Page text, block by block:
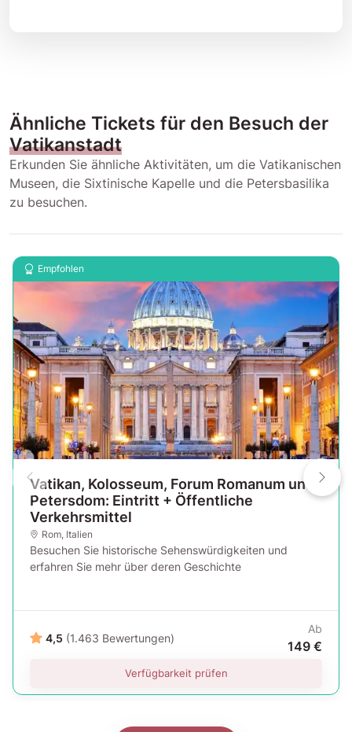
Ähnliche Tickets für den Besuch der
Vatikanstadt
Erkunden Sie ähnliche Aktivitäten, um die Vatikanischen
Museen, die Sixtinische Kapelle und die Petersbasilika
zu besuchen.
Empfohlen
Vatikan, Kolosseum, Forum Romanum und
Petersdom: Eintritt + Öffentliche
Verkehrsmittel
Rom, Italien
Besuchen Sie historische Sehenswürdigkeiten und
erfahren Sie mehr über deren Geschichte
4,5 (1.463 Bewertungen)
Ab
149 €
Verfügbarkeit prüfen